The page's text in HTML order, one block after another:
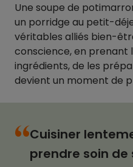
Une soupe de
un porridge au petit-
véritables alliés bien-
conscience, en prenant
ingrédients, de les
devient un moment de
“Cuisiner
prendre soin de